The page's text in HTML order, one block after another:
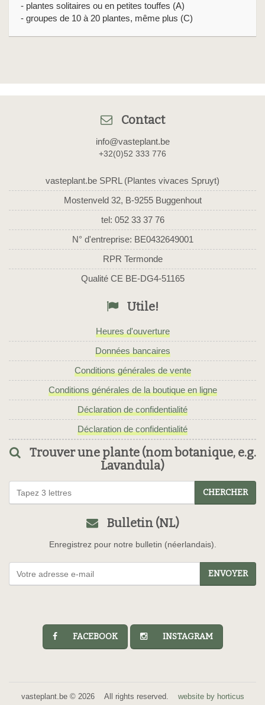
- plantes solitaires ou en petites touffes (A)
- groupes de 10 à 20 plantes, même plus (C)
Contact
info@vasteplant.be
+32(0)52 333 776
vasteplant.be SPRL (Plantes vivaces Spruyt)
Mostenveld 32, B-9255 Buggenhout
tel: 052 33 37 76
N° d'entreprise: BE0432649001
RPR Termonde
Qualité CE BE-DG4-51165
Utile!
Heures d'ouverture
Données bancaires
Conditions générales de vente
Conditions générales de la boutique en ligne
Déclaration de confidentialité
Déclaration de confidentialité
Trouver une plante (nom botanique, e.g.
Lavandula)
CHERCHER
Bulletin (NL)
Enregistrez pour notre bulletin (néerlandais).
ENVOYER
FACEBOOK INSTAGRAM
vasteplant.be © 2026 All rights reserved. website by horticus